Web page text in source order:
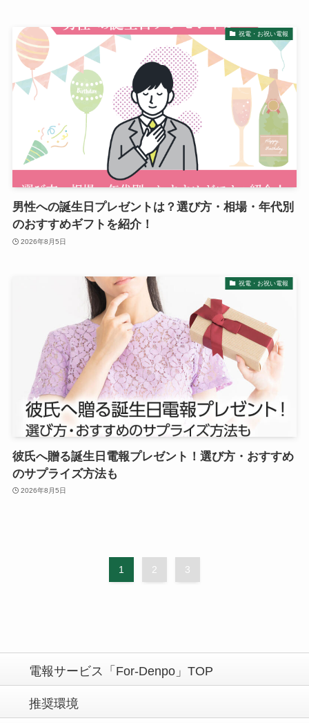
祝電・お祝い電報
男性への誕生日プレゼントは？選び方・相場・年代別
のおすすめギフトを紹介！
2026年8月5日
祝電・お祝い電報
彼氏へ贈る誕生日電報プレゼント！選び方・おすすめ
のサプライズ方法も
2026年8月5日
1 2 3
電報サービス「For-Denpo」TOP
推奨環境